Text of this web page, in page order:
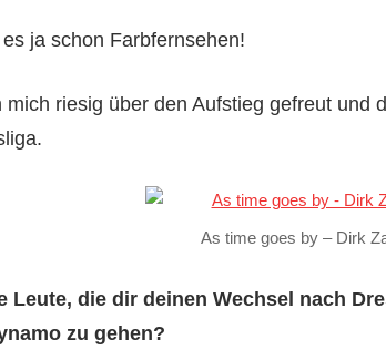
ja schon Farbfernsehen!
mich riesig über den Aufstieg gefreut und
As time goes by – Dirk
Leute, die dir deinen Wechsel nach
zu gehen?